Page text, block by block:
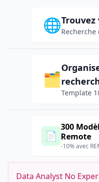
🌐
🗂️
Template
📄
300
Remote
-10% avec
Data Analyst No